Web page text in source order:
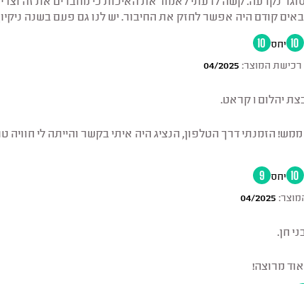
קודם היה אפשר לחזק את החיבור. יש לנו גם פעם בשנה
10 יחס 10
רכישת המוצר: 04/2025
1 קראט.
הזמנתי דרך הטלפון, הנציג היה איתי בקשר והייתה לי חוויה
10 יחס 9
04/2025
חן.
מרוצה!